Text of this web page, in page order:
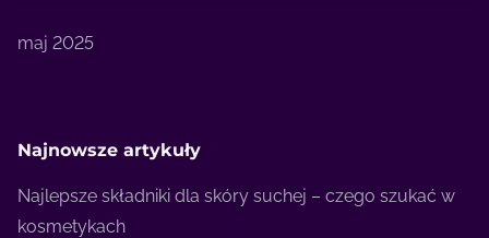
maj 2025
Najnowsze artykuły
Najlepsze składniki dla skóry suchej – czego szukać w
kosmetykach